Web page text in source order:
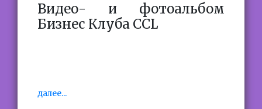
Видео- и фотоальбом
Бизнес Клуба CCL
далее...